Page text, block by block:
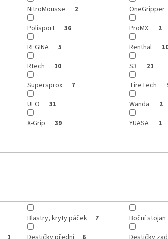
NitroMousse 2 OneGripper
Polisport 36 ProMX 2
REGINA 5 Renthal
Rtech 10 S3 21
Supersprox 7 TireTech
UFO 31 Wanda 2
X-Grip 39 YUASA 1
Blastry, kryty páček 7 Boční stojan